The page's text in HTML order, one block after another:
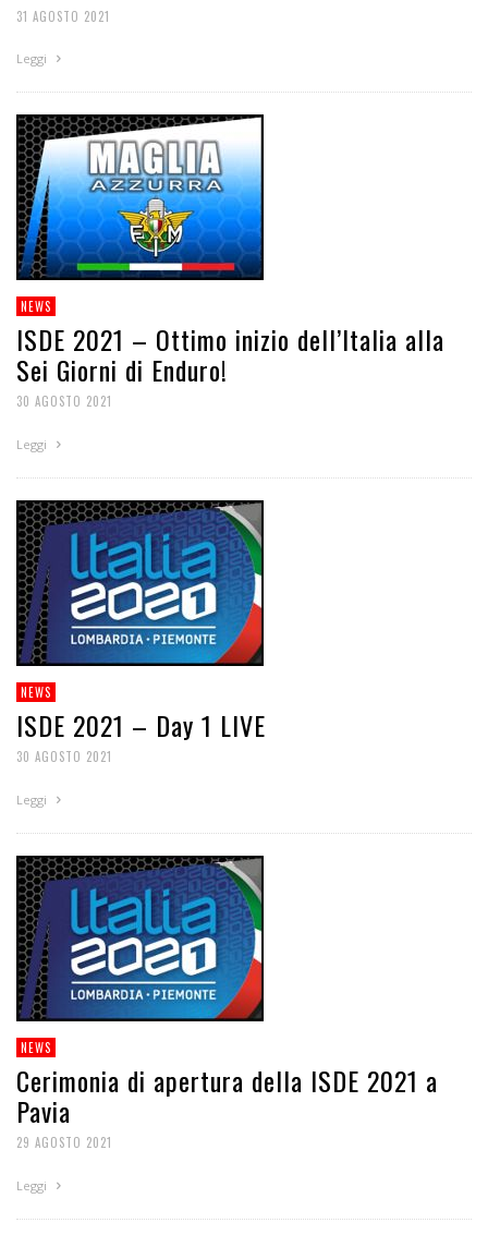
31 AGOSTO 2021
Leggi
NEWS
ISDE 2021 – Ottimo inizio dell’Italia alla
Sei Giorni di Enduro!
30 AGOSTO 2021
Leggi
NEWS
ISDE 2021 – Day 1 LIVE
30 AGOSTO 2021
Leggi
NEWS
Cerimonia di apertura della ISDE 2021 a
Pavia
29 AGOSTO 2021
Leggi